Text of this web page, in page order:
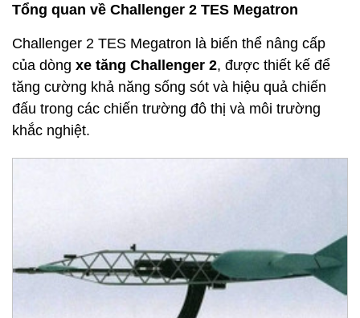
Tổng quan về Challenger 2 TES Megatron
Challenger 2 TES Megatron là biến thể nâng cấp
của dòng xe tăng Challenger 2, được thiết kế để
tăng cường khả năng sống sót và hiệu quả chiến
đấu trong các chiến trường đô thị và môi trường
khắc nghiệt.